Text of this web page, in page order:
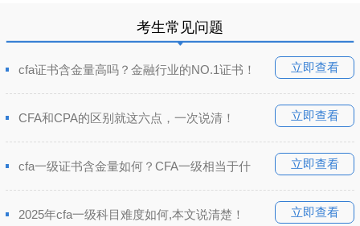
考生常见问题
立即查看
cfa证书含金量高吗？金融行业的NO.1证书！
立即查看
CFA和CPA的区别就这六点，一次说清！
立即查看
cfa一级证书含金量如何？CFA一级相当于什
立即查看
2025年cfa一级科目难度如何,本文说清楚！